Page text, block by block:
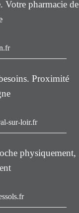
Votre pharmacie de
Proximité
sur-loir.fr
physiquement,